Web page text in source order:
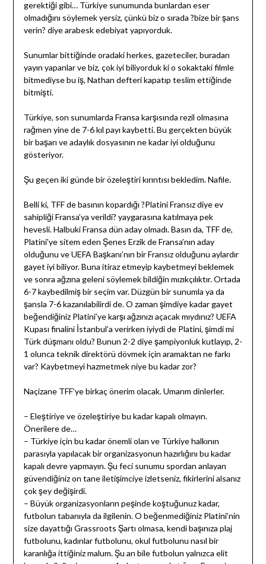
gerektiği gibi… Türkiye sunumunda bunlardan eser
olmadığını söylemek yersiz, çünkü biz o sırada ?bize bir şans
verin? diye arabesk edebiyat yapıyorduk.
Sunumlar bittiğinde oradaki herkes, gazeteciler, buradan
yayın yapanlar ve biz, çok iyi biliyorduk ki o sokaktaki filmle
bitmediyse bu iş, Nathan defteri kapatıp teslim ettiğinde
bitmişti.
Türkiye, son sunumlarda Fransa karşısında rezil olmasına
rağmen yine de 7-6 kıl payı kaybetti. Bu gerçekten büyük
bir başarı ve adaylık dosyasının ne kadar iyi olduğunu
gösteriyor.
Şu geçen iki günde bir özeleştiri kırıntısı bekledim. Nafile.
Belli ki, TFF de basının kopardığı ?Platini Fransız diye ev
sahipliği Fransa’ya verildi? yaygarasına katılmaya pek
hevesli. Halbuki Fransa dün aday olmadı. Basın da, TFF de,
Platini’ye sitem eden Şenes Erzik de Fransa’nın aday
olduğunu ve UEFA Başkanı’nın bir Fransız olduğunu aylardır
gayet iyi biliyor. Buna itiraz etmeyip kaybetmeyi beklemek
ve sonra ağzına geleni söylemek bildiğin mızıkçılıktır. Ortada
6-7 kaybedilmiş bir seçim var. Düzgün bir sunumla ya da
şansla 7-6 kazanılabilirdi de. O zaman şimdiye kadar gayet
beğendiğiniz Platini’ye karşı ağzınızı açacak mıydınız? UEFA
Kupası finalini İstanbul’a verirken iyiydi de Platini, şimdi mi
Türk düşmanı oldu? Bunun 2-2 diye şampiyonluk kutlayıp, 2-
1 olunca teknik direktörü dövmek için aramaktan ne farkı
var? Kaybetmeyi hazmetmek niye bu kadar zor?
Naçizane TFF’ye birkaç önerim olacak. Umarım dinlerler.
– Eleştiriye ve özeleştiriye bu kadar kapalı olmayın.
Önerilere de…
– Türkiye için bu kadar önemli olan ve Türkiye halkının
parasıyla yapılacak bir organizasyonun hazırlığını bu kadar
kapalı devre yapmayın. Şu feci sunumu spordan anlayan
güvendiğiniz on tane iletişimciye izletseniz, fikirlerini alsanız
çok şey değişirdi.
– Büyük organizasyonların peşinde koştuğunuz kadar,
futbolun tabanıyla da ilgilenin. O beğenmediğiniz Platini’nin
size dayattığı Grassroots Şartı olmasa, kendi başınıza plaj
futbolunu, kadınlar futbolunu, okul futbolunu nasıl bir
karanlığa ittiğiniz malum. Şu an bile futbolun yalnızca elit